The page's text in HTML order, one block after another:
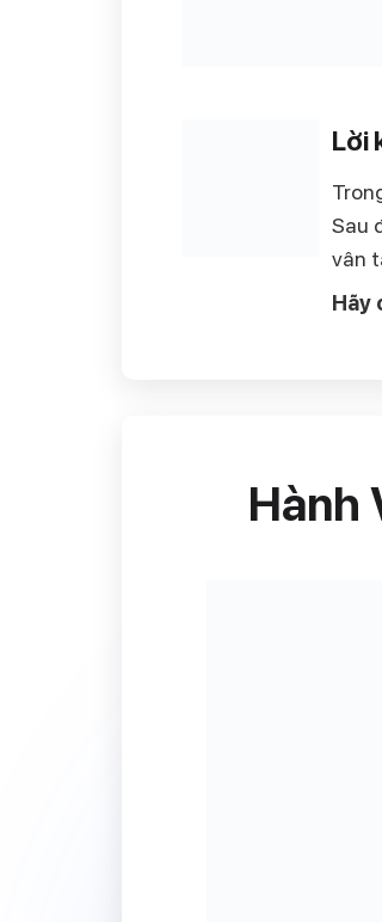
Lời
Sau
vân
Hãy
Hành